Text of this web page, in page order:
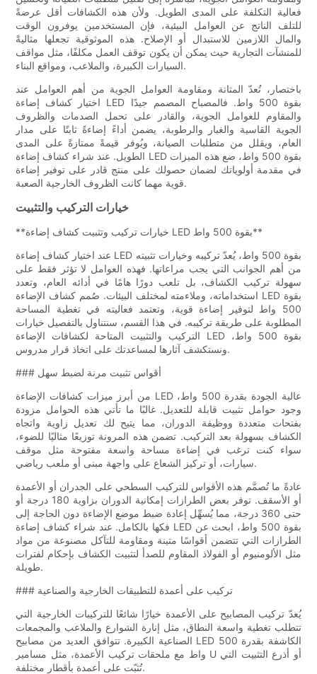
فعالية التكلفة على المدى الطويل. ولأن هذه الكشافات أقل عرضةً
للتلف الناتج عن العوامل البيئية، فإن المستخدمين يوفرون الوقت
والمال اللازمين للاستبدال أو الإصلاح. هذه الموثوقية تجعلها مثاليةً
للمنشآت التجارية حيث يمكن أن يكون توقف العمل مكلفًا، مثل مواقف
السيارات الكبيرة، والملاعب، ومواقع البناء.
باختصار، تُعدّ المتانة ومقاومة العوامل الجوية من أهم العوامل عند
اختيار كشاف إضاءة LED بقوة 500 واط. فالمصباح المصمم جيدًا
والمقاوم للعوامل الجوية، والقادر على تحمل الصدمات والظروف
الجوية القاسية والغبار والرطوبة، يضمن أداءً إضاءةً ثابتًا على مدار
العام، ويقلل من متطلبات الصيانة، ويُوفر قيمةً ممتازةً على المدى
الطويل. عند شراء كشاف إضاءة LED بقوة 500 واط، ضع هذه الميزات
في مقدمة أولوياتك لضمان حصولك على منتج قادر على توفير إضاءة
قوية مهما كانت الظروف الخارجية الصعبة.
خيارات التركيب والتثبيت
**خيارات تركيب وتثبيت كشاف إضاءة LED بقوة 500 واط**
عند اختيار كشاف إضاءة LED بقوة 500 واط، يُعدّ تركيبه وخيارات تثبيته
من أهم الجوانب التي يجب مراعاتها. فهذه العوامل لا تؤثر فقط على
سهولة تركيب الكشاف، بل تلعب دورًا هامًا في أدائه العام، وتعدد
استخداماته، وملاءمته لمختلف البيئات. صُمم كشاف الإضاءة LED بقوة
500 واط لتوفير إضاءة قوية، وتعتمد فعاليته في تغطية المساحة
المطلوبة على طريقة تركيبه. في هذا القسم، سنتناول بالتفصيل خيارات
التركيب والتثبيت المتاحة لكشافات الإضاءة LED بقوة 500 واط،
ونستكشف آثارها لمساعدتك على اتخاذ قرار مدروس.
### أقواس تثبيت مرنة لضبط سهل
من أبرز ميزات كشافات الإضاءة LED عالية الجودة بقدرة 500 واط،
وجود حوامل تثبيت قابلة للتعديل. غالبًا ما تأتي هذه الحوامل مزودة
بفتحات متعددة ووظيفة الدوران، مما يتيح لك تعديل زاوية واتجاه
الكشاف بسهولة بعد التركيب. تضمن هذه المرونة توزيعًا مثاليًا للضوء،
سواء كنت ترغب في إضاءة مساحة واسعة مفتوحة مثل موقف
سيارات، أو تركيز الشعاع على واجهة مبنى أو ملعب رياضي.
عادةً ما تُصمَّم هذه الأقواس للتركيب السطحي على الجدران أو الأعمدة
أو الأسقف. توفر بعض الطرازات إمكانية الدوران بزاوية 180 درجة أو
حتى 360 درجة، مما يُسهِّل إعادة ضبط موضع الإضاءة دون الحاجة إلى
فكها بالكامل. عند شراء كشاف إضاءة LED بقوة 500 واط، ابحث عن
الطرازات التي تتضمن أقواسًا متينة ومقاومة للتآكل مصنوعة من مواد
مثل الألومنيوم أو الفولاذ المقاوم للصدأ لتثبيت الكشاف بإحكام لفترات
طويلة.
### تركيب على أعمدة للتطبيقات الخارجية والصناعية
يُعدّ تركيب المصابيح على الأعمدة خيارًا شائعًا للتركيبات الخارجية التي
تتطلب تغطية واسعة النطاق، مثل إنارة الشوارع والملاعب والمجمعات
الصناعية الكبيرة. تتوافق العديد من مصابيح LED الكاشفة بقدرة 500
واط مع ملحقات تركيب الأعمدة، مثل مسامير U أو أذرع التثبيت التي
تُثبّت على أعمدة بأقطار مختلفة.